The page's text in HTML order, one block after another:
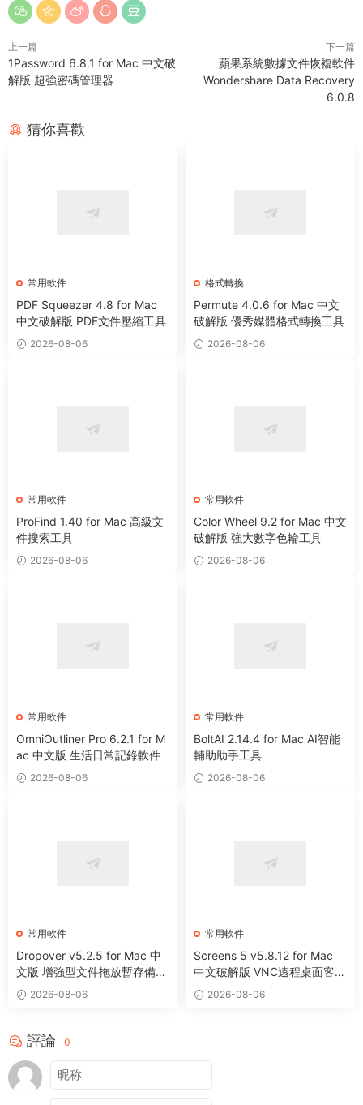
上一篇
1Password 6.8.1 for Mac 中文破
解版 超強密碼管理器
下一篇
蘋果系統數據文件恢複軟件
Wondershare Data Recovery
6.0.8
猜你喜歡
常用軟件
PDF Squeezer 4.8 for Mac
中文破解版 PDF文件壓縮工具
2026-08-06
格式轉換
Permute 4.0.6 for Mac 中文
破解版 優秀媒體格式轉換工具
2026-08-06
常用軟件
ProFind 1.40 for Mac 高級文
件搜索工具
2026-08-06
常用軟件
Color Wheel 9.2 for Mac 中文
破解版 強大數字色輪工具
2026-08-06
常用軟件
OmniOutliner Pro 6.2.1 for M
ac 中文版 生活日常記錄軟件
2026-08-06
常用軟件
BoltAI 2.14.4 for Mac AI智能
輔助助手工具
2026-08-06
常用軟件
Dropover v5.2.5 for Mac 中
文版 增強型文件拖放暫存備用
整理工具
2026-08-06
常用軟件
Screens 5 v5.8.12 for Mac
中文破解版 VNC遠程桌面客戶
端應用程序
2026-08-06
評論 0